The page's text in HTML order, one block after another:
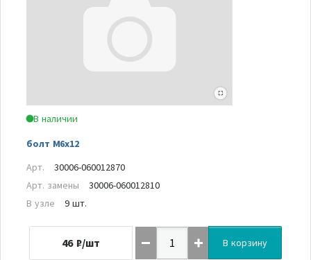
В наличии
болт М6х12
Арт.
30006-060012870
Арт. замены
30006-060012810
В узле
9 шт.
46 ₽/шт В корзину